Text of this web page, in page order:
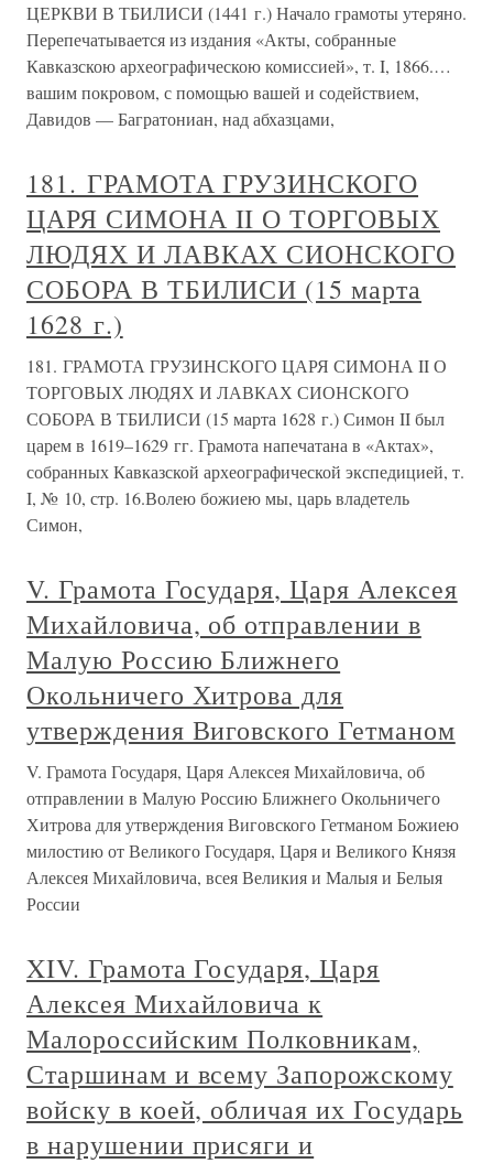
ЦЕРКВИ В ТБИЛИСИ (1441 г.) Начало грамоты утеряно.
Перепечатывается из издания «Акты, собранные
Кавказскою археографическою комиссией», т. I, 1866.…
вашим покровом, с помощью вашей и содействием,
Давидов — Багратониан, над абхазцами,
181. ГРАМОТА ГРУЗИНСКОГО
ЦАРЯ СИМОНА II О ТОРГОВЫХ
ЛЮДЯХ И ЛАВКАХ СИОНСКОГО
СОБОРА В ТБИЛИСИ (15 марта
1628 г.)
181. ГРАМОТА ГРУЗИНСКОГО ЦАРЯ СИМОНА II О
ТОРГОВЫХ ЛЮДЯХ И ЛАВКАХ СИОНСКОГО
СОБОРА В ТБИЛИСИ (15 марта 1628 г.) Симон II был
царем в 1619–1629 гг. Грамота напечатана в «Актах»,
собранных Кавказской археографической экспедицией, т.
I, № 10, стр. 16.Волею божиею мы, царь владетель
Симон,
V. Грамота Государя, Царя Алексея
Михайловича, об отправлении в
Малую Россию Ближнего
Окольничего Хитрова для
утверждения Виговского Гетманом
V. Грамота Государя, Царя Алексея Михайловича, об
отправлении в Малую Россию Ближнего Окольничего
Хитрова для утверждения Виговского Гетманом Божиею
милостию от Великого Государя, Царя и Великого Князя
Алексея Михайловича, всея Великия и Малыя и Белыя
России
XIV. Грамота Государя, Царя
Алексея Михайловича к
Малороссийским Полковникам,
Старшинам и всему Запорожскому
войску в коей, обличая их Государь
в нарушении присяги и